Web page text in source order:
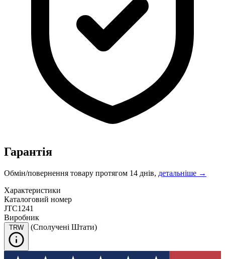
Гарантія
Обмін/повернення товару протягом 14 днів, детальніше →
Характеристики
Каталоговий номер
JTC1241
Виробник
(Сполучені Штати)